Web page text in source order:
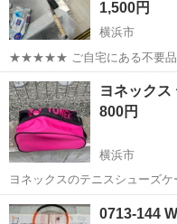
1,500円
横浜市
★★★★★ ご自宅にある不要品
みしませんか？ 家電、趣味・
衣料服飾品、生活雑貨、家具、
ち込めます！ ※詳細はこ...
神奈川 横浜市 テニス
ヨネックス
800円
横浜市
ヨネックスのテニスシューズ
たので、若干の傷があります
は画像でご確認ください。 記名が外側にあります。 平日の日中は仕事
神奈川 横浜市